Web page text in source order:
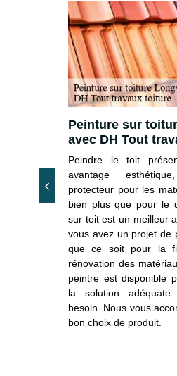
notre
met à
Peinture sur
avec DH Tout
Peindre le toit
avantage
protecteur pour les
bien plus que pour le
sur toit est un meilleur
vous avez un projet de
que ce soit pour la
rénovation des
peintre est disponible
la solution
besoin. Nous vous
bon choix de produit.